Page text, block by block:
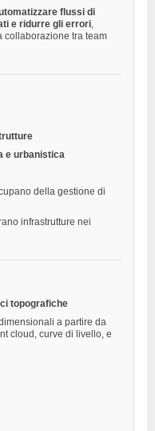
flussi di
e ridurre gli errori,
collaborazione tra team
e urbanistica
della gestione di
infrastrutture nei
topografiche
a partire da
cloud, curve di livello, e